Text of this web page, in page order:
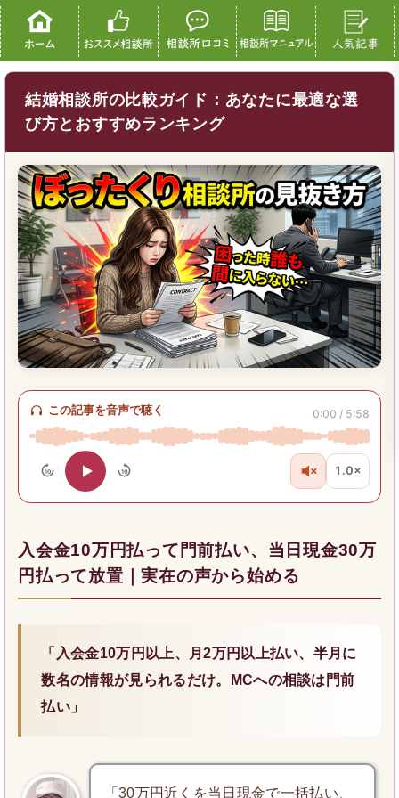
結婚相談所の比較ガイド：あなたに最適な選
び方とおすすめランキング
この記事を音声で聴く 0:00 / 5:58
10 10 1.0×
入会金10万円払って門前払い、当日現金30万
円払って放置｜実在の声から始める
「入会金10万円以上、月2万円以上払い、半月に
数名の情報が見られるだけ。MCへの相談は門前
払い」
「30万円近くを当日現金で一括払い、